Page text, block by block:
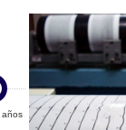
años